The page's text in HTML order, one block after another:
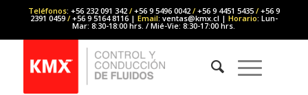
Teléfonos: +56 232 091 342 /+56 9 5496 0042 /+56 9 4451 5435 /+56 9
2391 0459 /+56 9 5164 8116 | Email: ventas@kmx.cl | Horario: Lun-
Mar: 8:30-18:00 hrs. / Mié-Vie: 8:30-17:00 hrs.